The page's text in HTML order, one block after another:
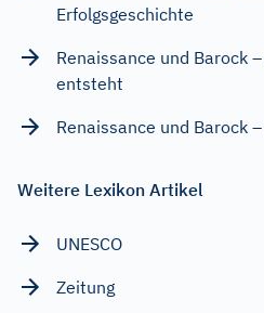
Erfolgsgeschichte
Renaissance und Barock
entsteht
Renaissance und Barock
Weitere Lexikon Artikel
UNESCO
Zeitung